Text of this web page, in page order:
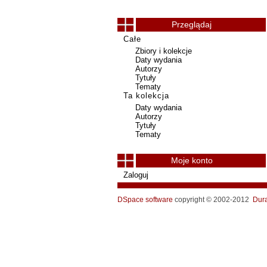
Przeglądaj
Całe
Zbiory i kolekcje
Daty wydania
Autorzy
Tytuły
Tematy
Ta kolekcja
Daty wydania
Autorzy
Tytuły
Tematy
Moje konto
Zaloguj
DSpace software copyright © 2002-2012